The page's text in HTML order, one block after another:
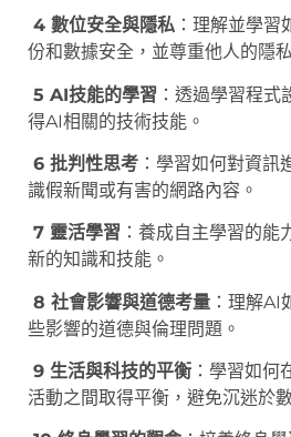
4 數位安全與隱私 ：理解並學
份和數據安全，並尊重他人的隱
5 AI技能的學習 ：透過學習程
得AI相關的技術技能。
6 批判性思考 ：學習如何對資訊
識假新聞或有害的網路內容。
7 靈活學習 ：養成自主學習的能
新的知識和技能。
8 社會影響與道德考量 ：理解AI
些影響的道德與倫理問題。
9 生活與科技的平衡 ：學習如何
活動之間取得平衡，避免沉迷於